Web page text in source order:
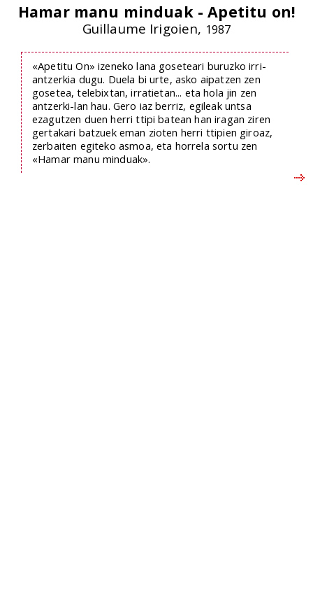
Hamar manu minduak - Apetitu on!
Guillaume Irigoien, 1987
«Apetitu On» izeneko lana goseteari buruzko irri-
antzerkia dugu. Duela bi urte, asko aipatzen zen
gosetea, telebixtan, irratietan... eta hola jin zen
antzerki-lan hau. Gero iaz berriz, egileak untsa
ezagutzen duen herri ttipi batean han iragan ziren
gertakari batzuek eman zioten herri ttipien giroaz,
zerbaiten egiteko asmoa, eta horrela sortu zen
«Hamar manu minduak».